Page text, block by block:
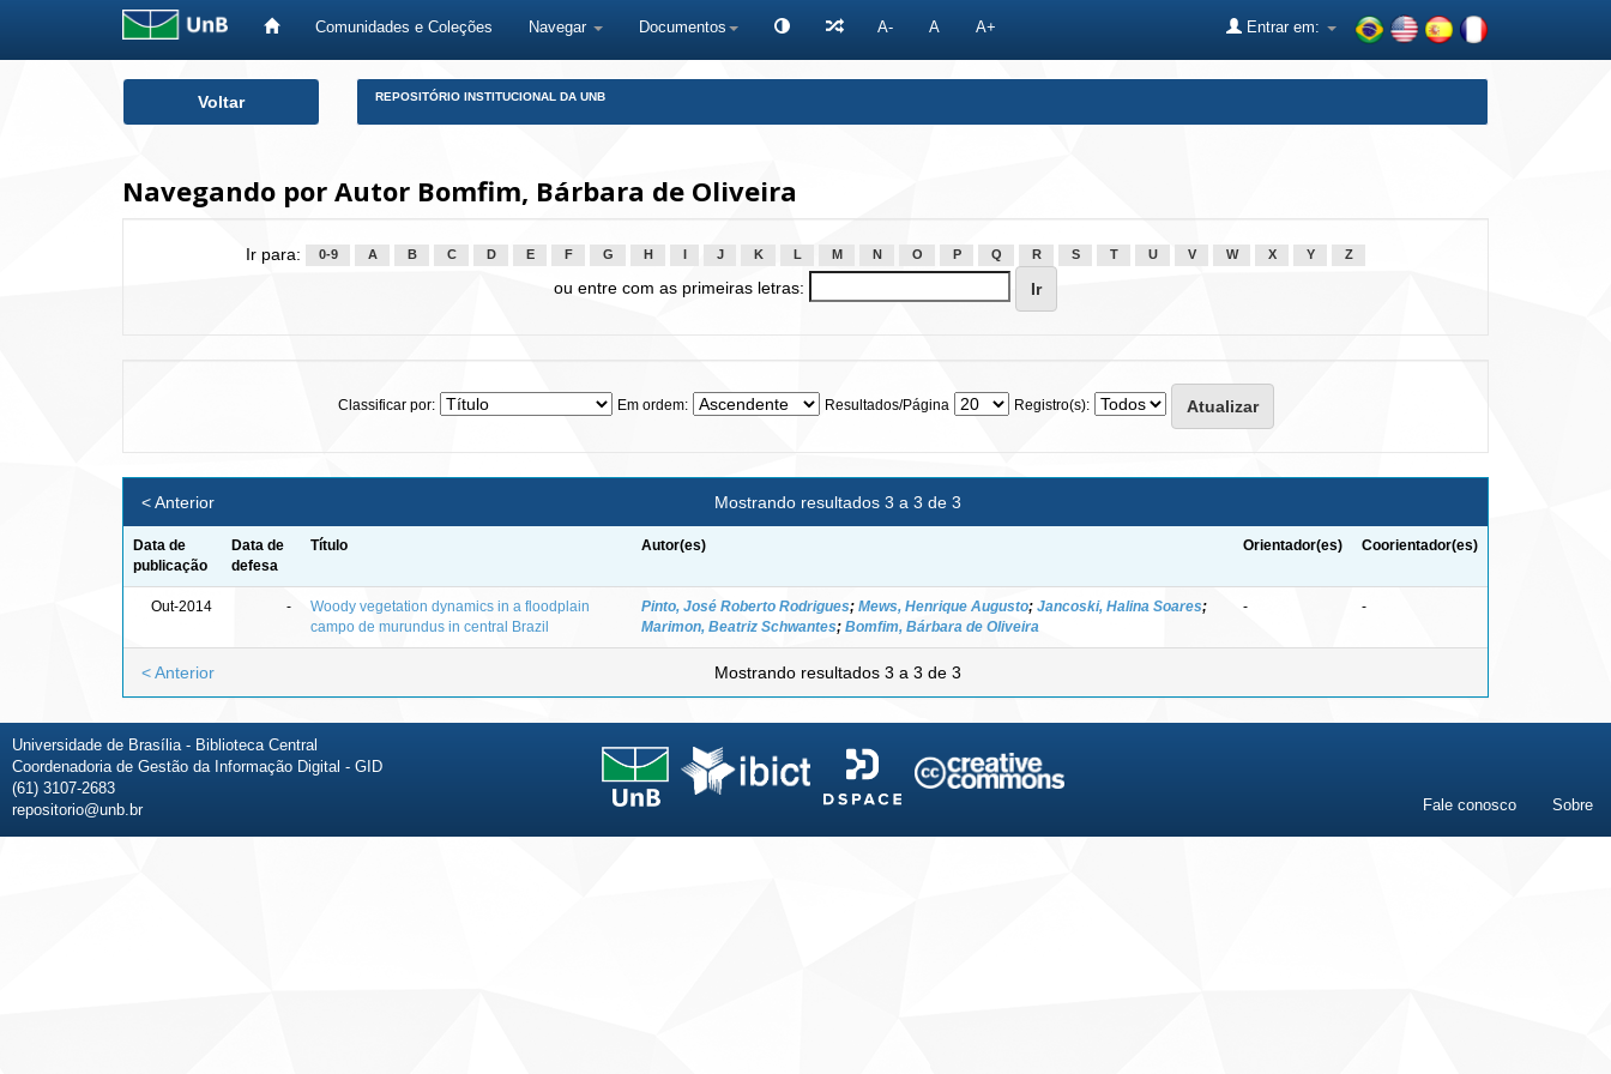
Comunidades e Coleções Navegar Documentos A- A A+ Entrar em:
Voltar REPOSITÓRIO INSTITUCIONAL DA UNB
Navegando por Autor Bomfim, Bárbara de Oliveira
Ir para: 0-9 A B C D E F G H J K L M N O P Q R S T U V W X Y Z
ou entre com as primeiras letras:
Classificar por: Em ordem: Resultados/Página Registro(s):
Mostrando resultados 3 a 3 de 3
< Anterior
Data de
publicação
Data de
defesa
Título Autor(es) Orientador(es) Coorientador(es)
Out-2014 -
Woody vegetation dynamics in a floodplain
campo de murundus in central Brazil
Pinto, José Roberto Rodrigues; Mews, Henrique Augusto; Jancoski, Halina Soares;
Marimon, Beatriz Schwantes; Bomfim, Bárbara de Oliveira
- -
Mostrando resultados 3 a 3 de 3
< Anterior
Universidade de Brasília - Biblioteca Central
Coordenadoria de Gestão da Informação Digital - GID
(61) 3107-2683
repositorio@unb.br
Fale conosco Sobre